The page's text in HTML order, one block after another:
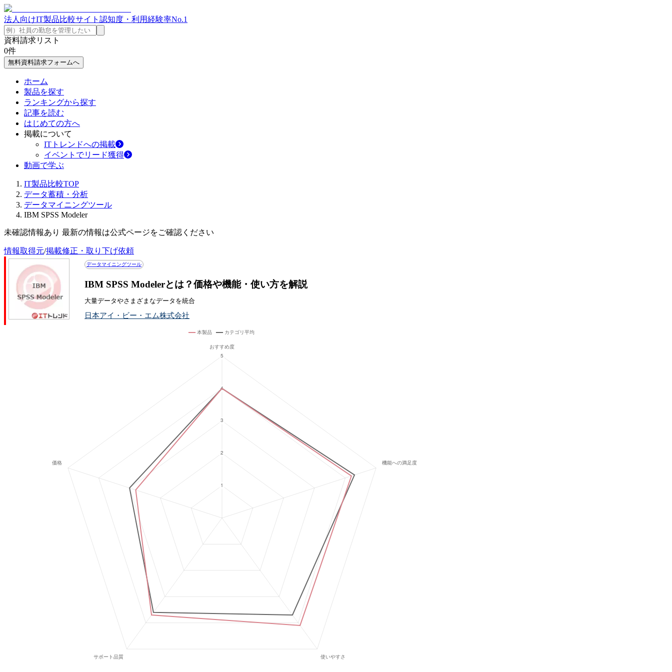
法人向けIT製品比較サイト 認知度・利用経験率No.1
資料請求リスト
0件
無料資料請求フォームへ
ホーム
製品を探す
ランキングから探す
記事を読む
はじめての方へ
掲載について
ITトレンドへの掲載
イベントでリード獲得
動画で学ぶ
IT製品比較TOP
データ蓄積・分析
データマイニングツール
IBM SPSS Modeler
未確認情報あり 最新の情報は公式ページをご確認ください
情報取得元/掲載修正・取り下げ依頼
データマイニングツール
IBM SPSS Modelerとは？価格や機能・使い方を解説
大量データやさまざまなデータを統合
日本アイ・ビー・エム株式会社